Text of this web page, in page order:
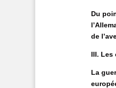
Du
de
III. Les
La